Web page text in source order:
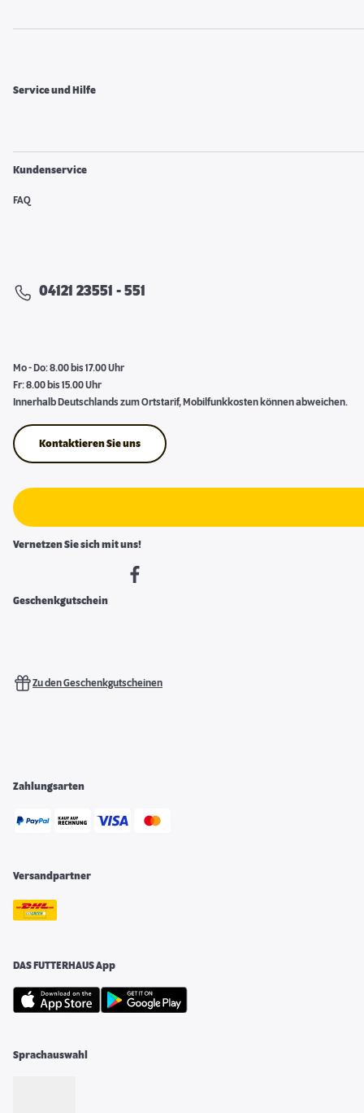
Service und Hilfe
Kundenservice
FAQ
04121 23551 - 551
Mo - Do: 8.00 bis 17.00 Uhr
Fr: 8.00 bis 15.00 Uhr
Innerhalb Deutschlands zum Ortstarif, Mobilfunkkosten können abweichen.
Kontaktieren Sie uns
Vernetzen Sie sich mit uns!
Geschenkgutschein
Zu den Geschenkgutscheinen
Zahlungsarten
Versandpartner
DAS FUTTERHAUS App
Sprachauswahl